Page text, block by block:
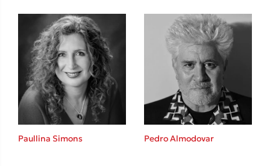
Κώστας Κρομμύδας
Το λιμάνι μου είσαι εσύ
Paullina Simons Pedro Almodovar